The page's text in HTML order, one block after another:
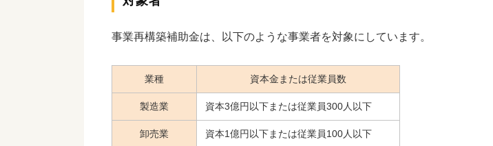
事業再構築補助金は、以下のような事業者を対象にしています。
業種 資本金または従業員数
製造業 資本3億円以下または従業員300人以下
卸売業 資本1億円以下または従業員100人以下